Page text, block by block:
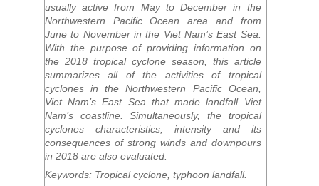
usually active from May to December in the
Northwestern Pacific Ocean area and from
June to November in the Viet Nam’s East Sea.
With the purpose of providing information on
the 2018 tropical cyclone season, this article
summarizes all of the activities of tropical
cyclones in the Northwestern Pacific Ocean,
Viet Nam’s East Sea that made landfall Viet
Nam’s coastline. Simultaneously, the tropical
cyclones characteristics, intensity and its
consequences of strong winds and downpours
in 2018 are also evaluated.
Keywords: Tropical cyclone, typhoon landfall.